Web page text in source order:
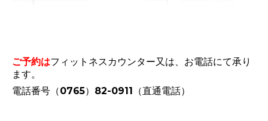
ご予約はフィットネスカウンター又は、お電話にて承り
ます。
電話番号（0765）82-0911（直通電話）